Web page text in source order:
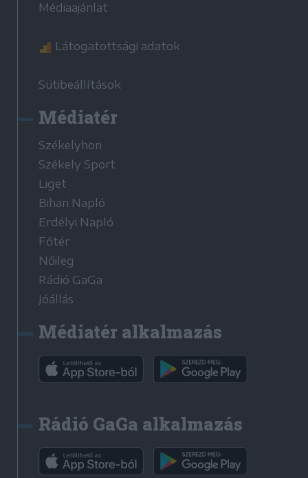
Médiaajánlat
Látogatottsági adatok
Sütibeállítások
Médiatér
Székelyhon
Székely Sport
Liget
Bihari Napló
Erdélyi Napló
Főtér
Nőileg
Rádió GaGa
Jóállás
Médiatér alkalmazás
Rádió GaGa alkalmazás